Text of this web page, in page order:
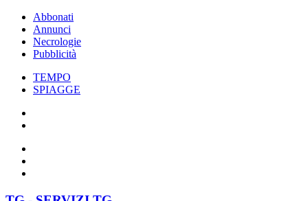
Abbonati
Annunci
Necrologie
Pubblicità
TEMPO
SPIAGGE